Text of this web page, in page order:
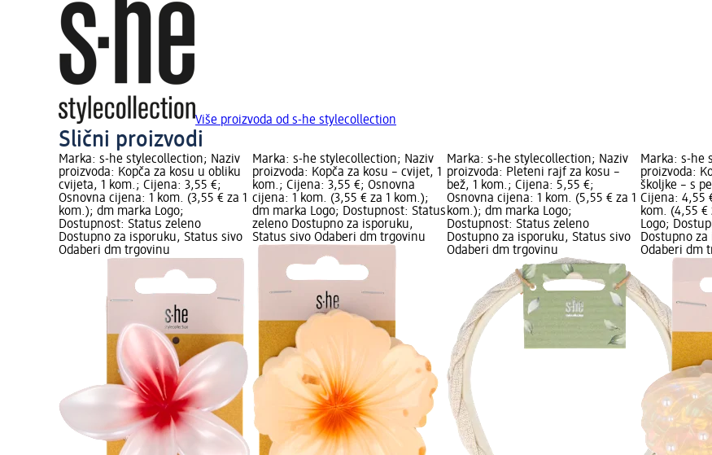
Više proizvoda od s-he stylecollection
Slični proizvodi
Marka: s-he stylecollection; Naziv
proizvoda: Kopča za kosu u obliku
cvijeta, 1 kom.; Cijena: 3,55 €;
Osnovna cijena: 1 kom. (3,55 € za 1
kom.); dm marka Logo;
Dostupnost: Status zeleno
Dostupno za isporuku, Status sivo
Odaberi dm trgovinu
Marka: s-he stylecollection; Naziv
proizvoda: Kopča za kosu – cvijet, 1
kom.; Cijena: 3,55 €; Osnovna
cijena: 1 kom. (3,55 € za 1 kom.);
dm marka Logo; Dostupnost: Status
zeleno Dostupno za isporuku,
Status sivo Odaberi dm trgovinu
Marka: s-he stylecollection; Naziv
proizvoda: Pleteni rajf za kosu –
bež, 1 kom.; Cijena: 5,55 €;
Osnovna cijena: 1 kom. (5,55 € za 1
kom.); dm marka Logo;
Dostupnost: Status zeleno
Dostupno za isporuku, Status sivo
Odaberi dm trgovinu
Marka: s-he
proizvoda:
školjke – s
Cijena: 4,55
kom. (4,55 €
Logo;
Dostupno
Odaberi dm